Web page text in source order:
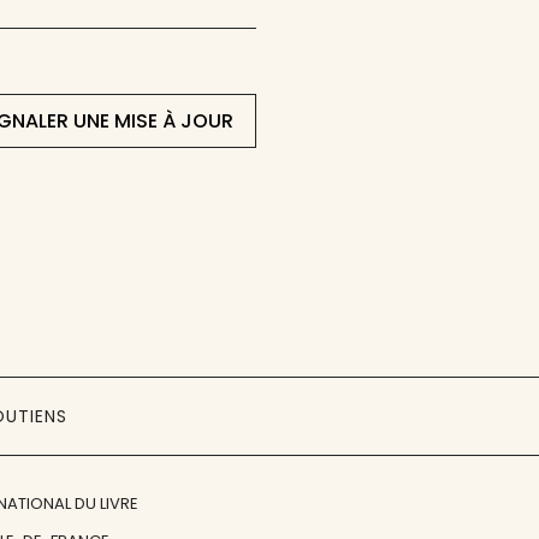
UNE MISE À JOUR
DU LIVRE